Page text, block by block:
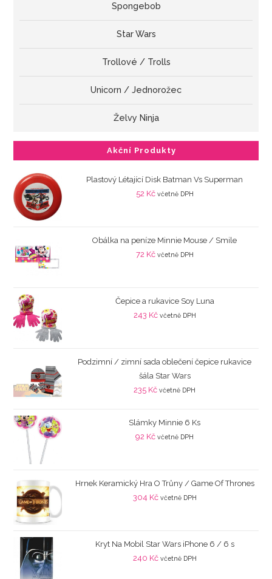
Spongebob
Star Wars
Trollové / Trolls
Unicorn / Jednorožec
Želvy Ninja
Akční Produkty
Plastový Létající Disk Batman Vs Superman
52 Kč včetně DPH
Obálka na peníze Minnie Mouse / Smile
72 Kč včetně DPH
Čepice a rukavice Soy Luna
243 Kč včetně DPH
Podzimní / zimní sada oblečení čepice rukavice
šála Star Wars
235 Kč včetně DPH
Slámky Minnie 6 Ks
92 Kč včetně DPH
Hrnek Keramický Hra O Trůny / Game Of Thrones
304 Kč včetně DPH
Kryt Na Mobil Star Wars iPhone 6 / 6 s
240 Kč včetně DPH